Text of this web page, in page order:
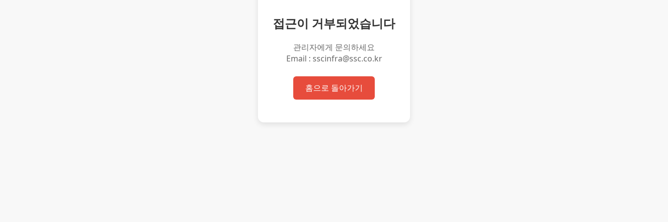
접근이 거부되었습니다
관리자에게 문의하세요
Email : sscinfra@ssc.co.kr
홈으로 돌아가기